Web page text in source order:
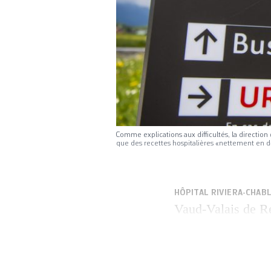
Comme explications aux difficultés, la direction
que des recettes hospitalières «nettement en
HÔPITAL RIVIERA-
Vaud-Valais de